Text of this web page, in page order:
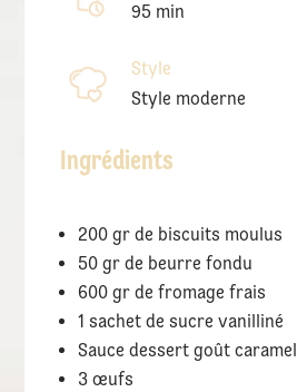
95 min
Style
Style moderne
Ingrédients
200 gr de biscuits moulus
50 gr de beurre fondu
600 gr de fromage frais
1 sachet de sucre vanilliné
Sauce dessert goût caramel
3 œufs